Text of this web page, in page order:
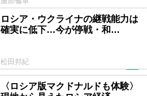
ロシア・ウクライナの継戦能力は
確実に低下…今が停戦・和…
松田邦紀
〈ロシア版マクドナルドも体験〉